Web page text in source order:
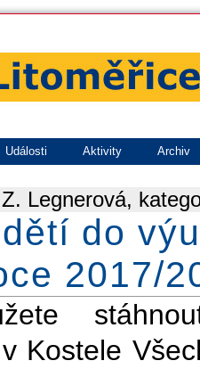
Události Aktivity Archiv
Legnerová,
do
2017/
Kostele